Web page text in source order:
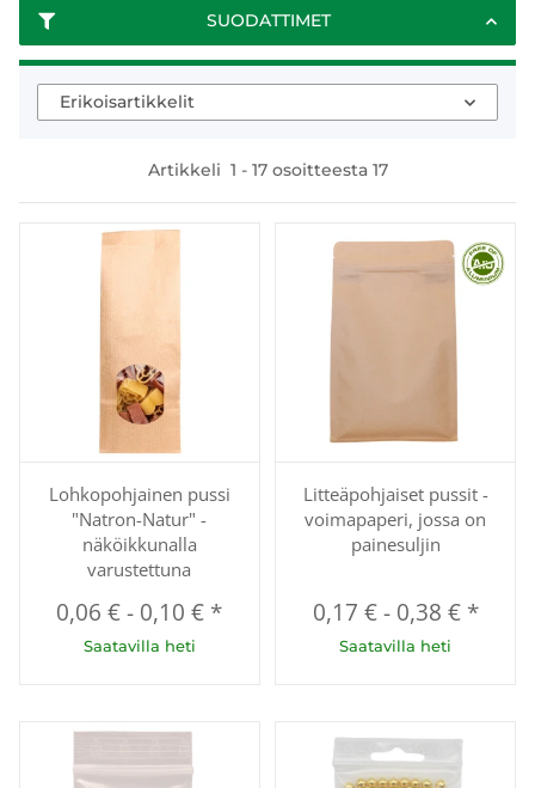
SUODATTIMET
Erikoisartikkelit
Artikkeli 1 - 17osoitteesta 17
Lohkopohjainen pussi
"Natron-Natur" -
näköikkunalla
varustettuna
0,06 €- 0,10 € *
Saatavilla heti
Litteäpohjaiset pussit -
voimapaperi, jossa on
painesuljin
0,17 €- 0,38 € *
Saatavilla heti